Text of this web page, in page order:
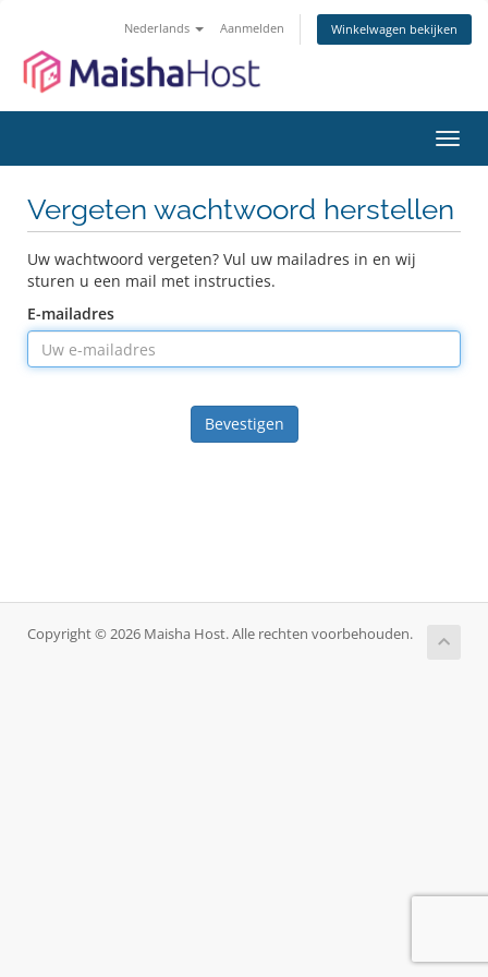
Nederlands Aanmelden Winkelwagen bekijken
in-/
Vergeten wachtwoord herstellen
Uw wachtwoord vergeten? Vul uw mailadres in en wij
sturen u een mail met instructies.
E-mailadres
Bevestigen
Copyright © 2026 Maisha Host. Alle rechten voorbehouden.